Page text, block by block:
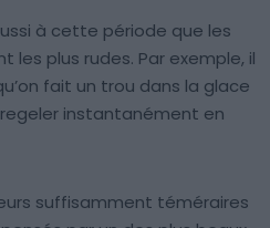
à cette période que les
les plus rudes. Par exemple, il
fait un trou dans la glace
regeler instantanément en
suffisamment téméraires